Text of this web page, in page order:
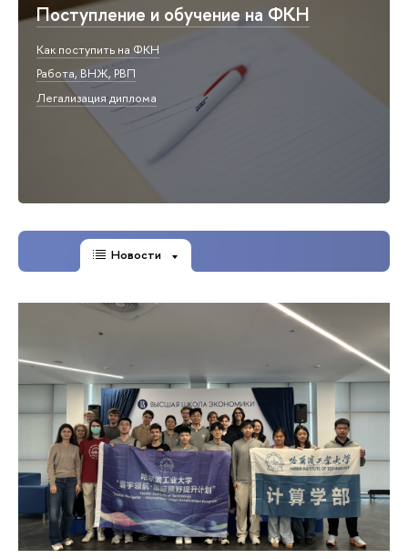
Поступление и обучение на ФКН
Как поступить на ФКН
Работа, ВНЖ, РВП
Легализация диплома
Новости